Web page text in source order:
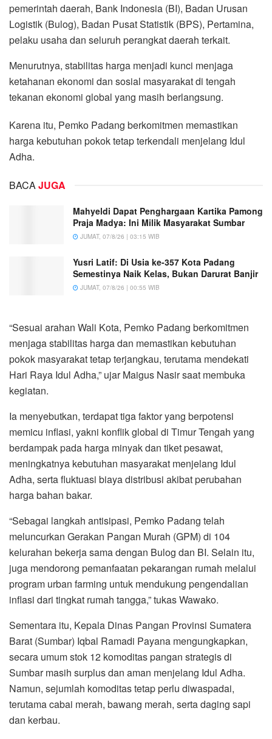
pemerintah daerah, Bank Indonesia (BI), Badan Urusan
Logistik (Bulog), Badan Pusat Statistik (BPS), Pertamina,
pelaku usaha dan seluruh perangkat daerah terkait.
Menurutnya, stabilitas harga menjadi kunci menjaga
ketahanan ekonomi dan sosial masyarakat di tengah
tekanan ekonomi global yang masih berlangsung.
Karena itu, Pemko Padang berkomitmen memastikan
harga kebutuhan pokok tetap terkendali menjelang Idul
Adha.
BACAJUGA
Mahyeldi Dapat Penghargaan Kartika Pamong
Praja Madya: Ini Milik Masyarakat Sumbar
JUMAT, 07/8/26 | 03:15 WIB
Yusri Latif: Di Usia ke-357 Kota Padang
Semestinya Naik Kelas, Bukan Darurat Banjir
JUMAT, 07/8/26 | 00:55 WIB
“Sesuai arahan Wali Kota, Pemko Padang berkomitmen
menjaga stabilitas harga dan memastikan kebutuhan
pokok masyarakat tetap terjangkau, terutama mendekati
Hari Raya Idul Adha,” ujar Maigus Nasir saat membuka
kegiatan.
Ia menyebutkan, terdapat tiga faktor yang berpotensi
memicu inflasi, yakni konflik global di Timur Tengah yang
berdampak pada harga minyak dan tiket pesawat,
meningkatnya kebutuhan masyarakat menjelang Idul
Adha, serta fluktuasi biaya distribusi akibat perubahan
harga bahan bakar.
“Sebagai langkah antisipasi, Pemko Padang telah
meluncurkan Gerakan Pangan Murah (GPM) di 104
kelurahan bekerja sama dengan Bulog dan BI. Selain itu,
juga mendorong pemanfaatan pekarangan rumah melalui
program urban farming untuk mendukung pengendalian
inflasi dari tingkat rumah tangga,” tukas Wawako.
Sementara itu, Kepala Dinas Pangan Provinsi Sumatera
Barat (Sumbar) Iqbal Ramadi Payana mengungkapkan,
secara umum stok 12 komoditas pangan strategis di
Sumbar masih surplus dan aman menjelang Idul Adha.
Namun, sejumlah komoditas tetap perlu diwaspadai,
terutama cabai merah, bawang merah, serta daging sapi
dan kerbau.